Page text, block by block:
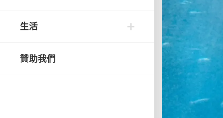
生活
贊助我們